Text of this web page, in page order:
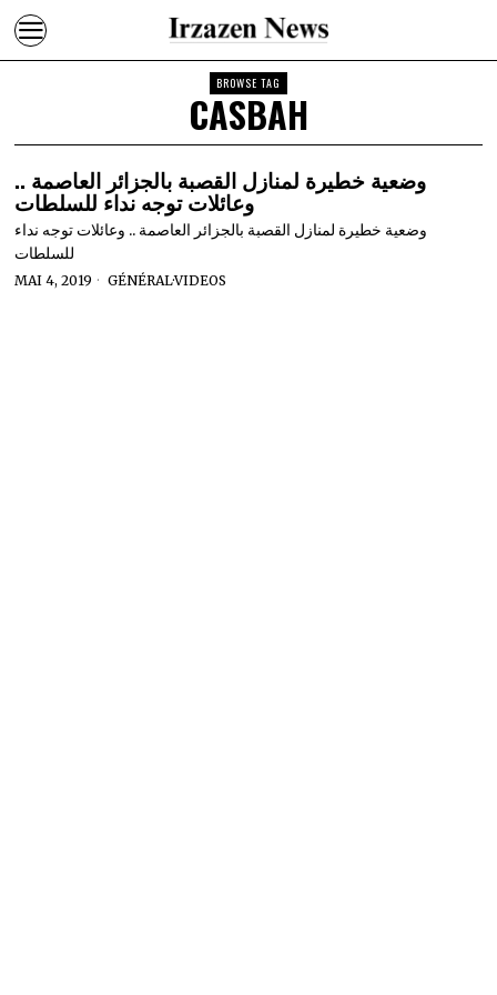
BROWSE TAG
CASBAH
وضعية خطيرة لمنازل القصبة بالجزائر العاصمة ..
وعائلات توجه نداء للسلطات
وضعية خطيرة لمنازل القصبة بالجزائر العاصمة .. وعائلات توجه نداء
للسلطات
MAI 4, 2019 GÉNÉRAL·VIDEOS